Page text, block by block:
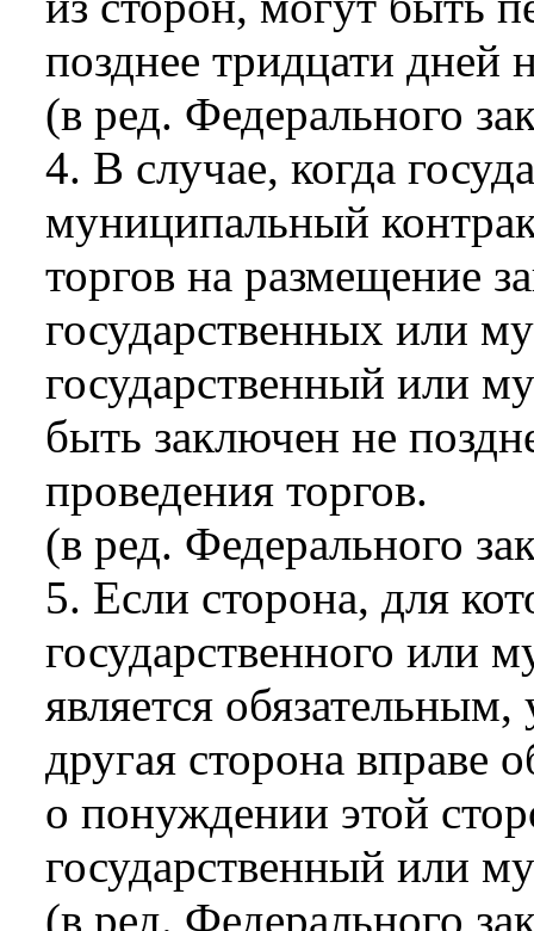
позднее тридцати дней
(в ред. Федерального
4. В случае, когда
муниципальный
торгов на размещение
государственных или
государственный или
быть заключен не
проведения торгов.
(в ред. Федерального
5. Если сторона, для
государственного или
является
другая сторона вправе
о понуждении этой
государственный или
(в ред. Федерального